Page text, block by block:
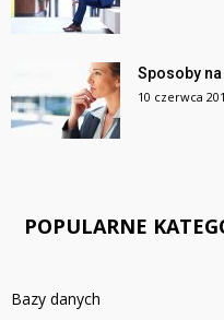
Sposoby
10 czerwca
POPULARNE
Bazy danych